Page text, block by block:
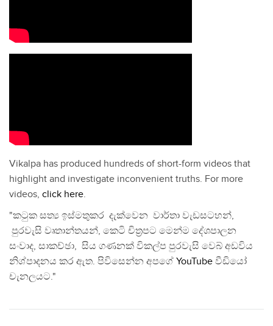
Vikalpa has produced hundreds of short-form videos that
highlight and investigate inconvenient truths. For more
videos, click here.
"කටුක සත්‍ය ඉස්මතුකර දැක්වෙන වාර්තා වැඩසටහන්,
පුරවැසි වෘතාන්තයන්, කෙටි චිත්‍රපට මෙන්ම දේශපාලන
සංවාද, සාකච්ඡා, සිය ගණනක් විකල්ප පුරවැසි වෙබ් අඩවිය
නිශ්පාදනය කර ඇත. පිවිසෙන්න අපගේ YouTube වීඩියෝ
චැනලයට."